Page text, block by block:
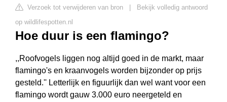
Verzoek tot verwijderen van bron
Bekijk volledig antwoord
op wildlifespotten.nl
Hoe duur is een flamingo?
,,Roofvogels liggen nog altijd goed in de markt, maar
flamingo's en kraanvogels worden bijzonder op prijs
gesteld.'' Letterlijk en figuurlijk dan wel want voor een
flamingo wordt gauw 3.000 euro neergeteld en